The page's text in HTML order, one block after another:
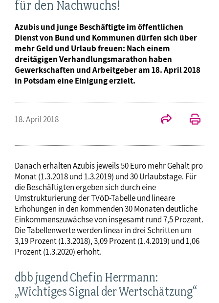
für den Nachwuchs!
Azubis und junge Beschäftigte im öffentlichen
Dienst von Bund und Kommunen dürfen sich über
mehr Geld und Urlaub freuen: Nach einem
dreitägigen Verhandlungsmarathon haben
Gewerkschaften und Arbeitgeber am 18. April 2018
in Potsdam eine Einigung erzielt.
18. April 2018
Danach erhalten Azubis jeweils 50 Euro mehr Gehalt pro
Monat (1.3.2018 und 1.3.2019) und 30 Urlaubstage. Für
die Beschäftigten ergeben sich durch eine
Umstrukturierung der TVöD-Tabelle und lineare
Erhöhungen in den kommenden 30 Monaten deutliche
Einkommenszuwächse von insgesamt rund 7,5 Prozent.
Die Tabellenwerte werden linear in drei Schritten um
3,19 Prozent (1.3.2018), 3,09 Prozent (1.4.2019) und 1,06
Prozent (1.3.2020) erhöht.
dbb jugend Chefin Herrmann:
„Wichtiges Signal der Wertschätzung“